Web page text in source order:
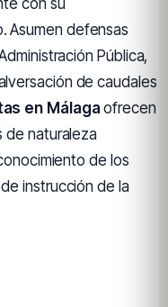
Asumen defensas
Pública,
de caudales
en Málaga ofrecen
de naturaleza
de los
instrucción de la